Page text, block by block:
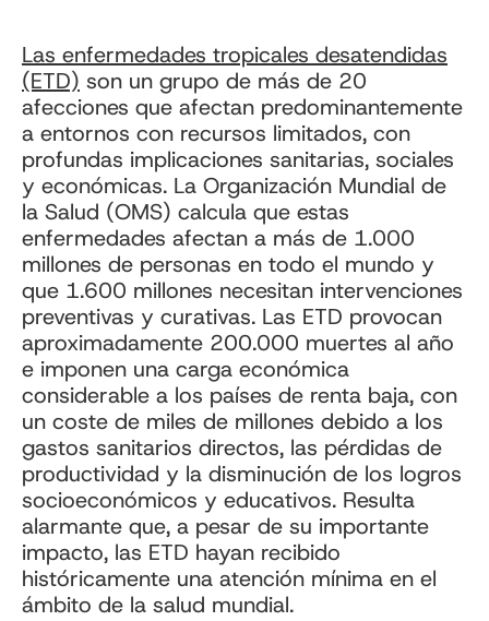
Las enfermedades tropicales desatendidas
(ETD) son un grupo de más de 20
afecciones que afectan predominantemente
a entornos con recursos limitados, con
profundas implicaciones sanitarias, sociales
y económicas. La Organización Mundial de
la Salud (OMS) calcula que estas
enfermedades afectan a más de 1.000
millones de personas en todo el mundo y
que 1.600 millones necesitan intervenciones
preventivas y curativas. Las ETD provocan
aproximadamente 200.000 muertes al año
e imponen una carga económica
considerable a los países de renta baja, con
un coste de miles de millones debido a los
gastos sanitarios directos, las pérdidas de
productividad y la disminución de los logros
socioeconómicos y educativos. Resulta
alarmante que, a pesar de su importante
impacto, las ETD hayan recibido
históricamente una atención mínima en el
ámbito de la salud mundial.